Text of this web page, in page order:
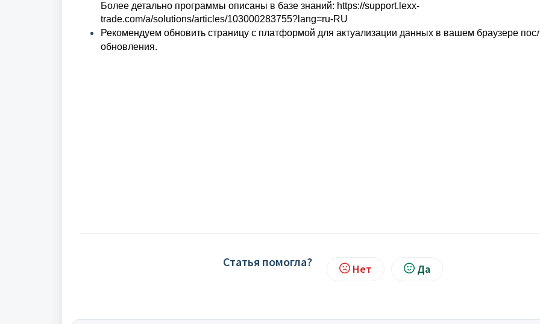
Более детально программы описаны в базе знаний: https://support.lexx-
trade.com/a/solutions/articles/103000283755?lang=ru-RU
Рекомендуем обновить страницу с платформой для актуализации данных в вашем браузере
обновления.
Статья помогла? Нет Да